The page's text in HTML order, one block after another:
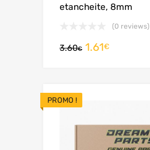
etancheite, 8mm
(0 reviews)
3.60€ 1.61€
PROMO !